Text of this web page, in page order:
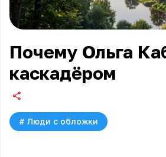
Почему Ольга
каскадёром
# Люди с обложки